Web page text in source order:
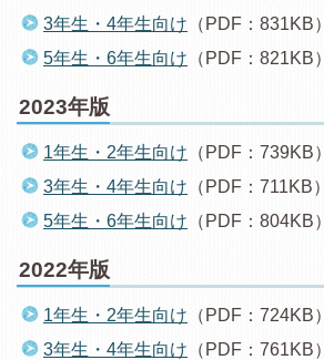
3年生・4年生向け （PDF：831KB）
5年生・6年生向け （PDF：821KB）
2023年版
1年生・2年生向け （PDF：739KB）
3年生・4年生向け （PDF：711KB）
5年生・6年生向け （PDF：804KB）
2022年版
1年生・2年生向け （PDF：724KB）
3年生・4年生向け （PDF：761KB）